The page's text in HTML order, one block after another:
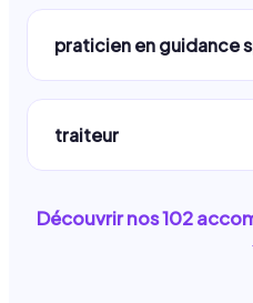
praticien en guidance
traiteur
Découvrir nos102